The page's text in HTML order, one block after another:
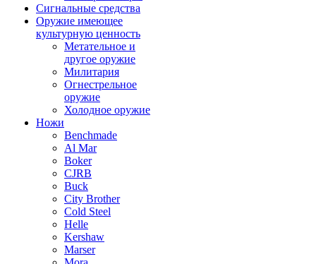
Сигнальные средства
Оружие имеющее
культурную ценность
Метательное и
другое оружие
Милитария
Огнестрельное
оружие
Холодное оружие
Ножи
Benchmade
Al Mar
Boker
CJRB
Buck
City Brother
Cold Steel
Helle
Kershaw
Marser